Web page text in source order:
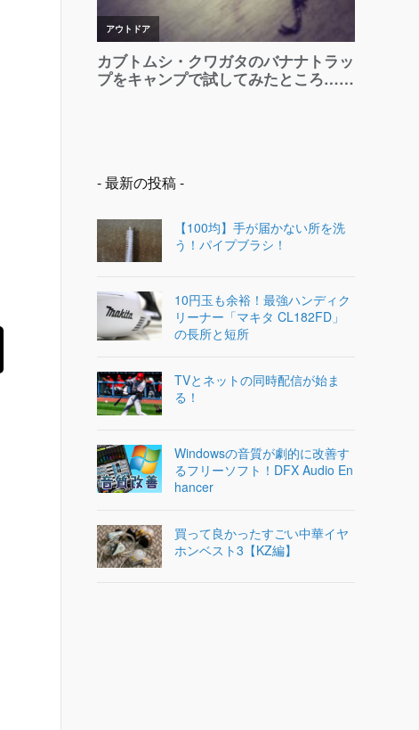
- 最新の投稿 -
【100均】手が届かない所を洗
う！パイプブラシ！
10円玉も余裕！最強ハンディク
リーナー「マキタ CL182FD」
の長所と短所
TVとネットの同時配信が始ま
る！
Windowsの音質が劇的に改善す
るフリーソフト！DFX Audio En
hancer
買って良かったすごい中華イヤ
ホンベスト3【KZ編】